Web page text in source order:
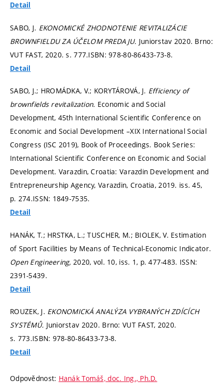
Detail
SABO, J. EKONOMICKÉ ZHODNOTENIE REVITALIZÁCIE
BROWNFIELDU ZA ÚČELOM PREDAJU. Juniorstav 2020. Brno:
VUT FAST, 2020.s. 777.ISBN: 978-80-86433-73-8.
Detail
SABO, J.; HROMÁDKA, V.; KORYTÁROVÁ, J. Efficiency of
brownfields revitalization. Economic and Social
Development, 45th International Scientific Conference on
Economic and Social Development –XIX International Social
Congress (ISC 2019), Book of Proceedings. Book Series:
International Scientific Conference on Economic and Social
Development. Varazdin, Croatia: Varazdin Development and
Entrepreneurship Agency, Varazdin, Croatia, 2019. iss. 45,
p. 274.ISSN: 1849-7535.
Detail
HANÁK, T.; HRSTKA, L.; TUSCHER, M.; BIOLEK, V. Estimation
of Sport Facilities by Means of Technical-Economic Indicator.
Open Engineering, 2020, vol. 10, iss. 1, p. 477-483. ISSN:
2391-5439.
Detail
ROUZEK, J. EKONOMICKÁ ANALÝZA VYBRANÝCH ZDÍCÍCH
SYSTÉMŮ. Juniorstav 2020. Brno: VUT FAST, 2020.
s. 773.ISBN: 978-80-86433-73-8.
Detail
Odpovědnost: Hanák Tomáš, doc. Ing., Ph.D.